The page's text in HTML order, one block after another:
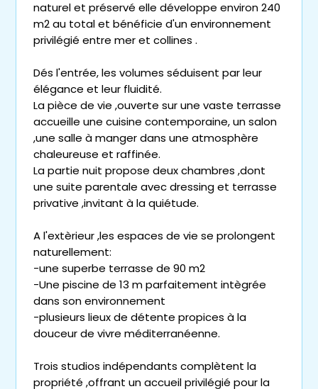
naturel et préservé elle développe environ 240
m2 au total et bénéficie d'un environnement
privilégié entre mer et collines .
Dés l'entrée, les volumes séduisent par leur
élégance et leur fluidité.
La pièce de vie ,ouverte sur une vaste terrasse
accueille une cuisine contemporaine, un salon
,une salle à manger dans une atmosphère
chaleureuse et raffinée.
La partie nuit propose deux chambres ,dont
une suite parentale avec dressing et terrasse
privative ,invitant à la quiétude.
A l'extèrieur ,les espaces de vie se prolongent
naturellement:
-une superbe terrasse de 90 m2
-Une piscine de 13 m parfaitement intègrée
dans son environnement
-plusieurs lieux de détente propices à la
douceur de vivre méditerranéenne.
Trois studios indépendants complètent la
propriété ,offrant un accueil privilégié pour la